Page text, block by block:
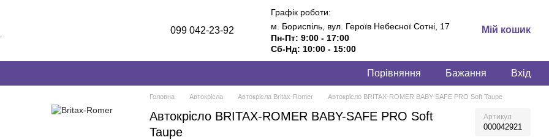
099 042-23-92
Графік роботи:
м. Бориспіль, вул. Героїв Небесної Сотні, 17
Пн-Пт: 9:00 - 17:00
Сб-Нд: 10:00 - 15:00
Мій кошик
Порівняння Бажання Вхід
Головна Автокрісла Автокрісла Britax-Romer Автокрісло BRITAX-ROMER BABY-SAFE PRO Soft Taupe
Автокрісло BRITAX-ROMER BABY-SAFE PRO Soft
Taupe
Артикул
000042921